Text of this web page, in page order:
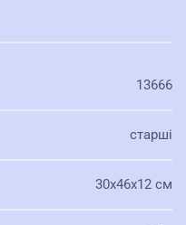
13666
старші
30х46х12 см